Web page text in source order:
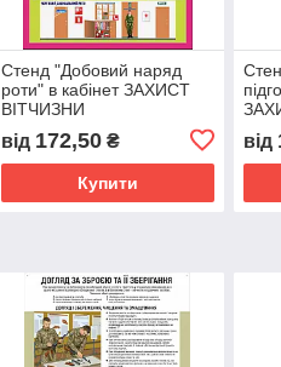
Стенд "Добовий наряд
роти" в кабінет ЗАХИСТ
ВІТЧИЗНИ
від 172,50₴
Купити
від